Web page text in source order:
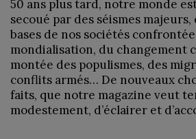
50 ans plus tard, notre monde
secoué par des séismes
bases de nos sociétés
mondialisation, du changement
montée des populismes, des
conflits armés… De nouveaux
faits, que notre magazine veut
modestement, d’éclairer et